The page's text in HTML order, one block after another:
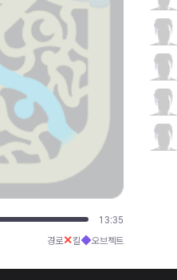
18:53
경로✕킬◆오브젝트